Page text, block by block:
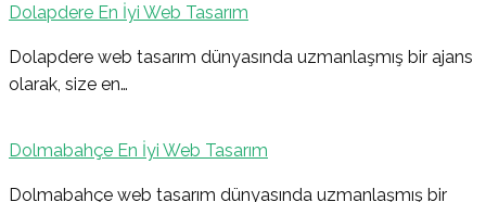
Dolapdere En İyi Web Tasarım
Dolapdere web tasarım dünyasında uzmanlaşmış bir ajans
olarak, size en…
Dolmabahçe En İyi Web Tasarım
Dolmabahçe web tasarım dünyasında uzmanlaşmış bir